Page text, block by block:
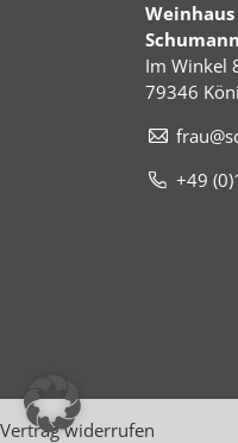
Im Winkel
79346
+49
Vertrag widerrufen